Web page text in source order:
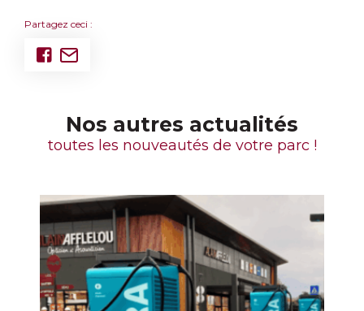
Partagez ceci :
Nos autres actualités
toutes les nouveautés de votre parc !